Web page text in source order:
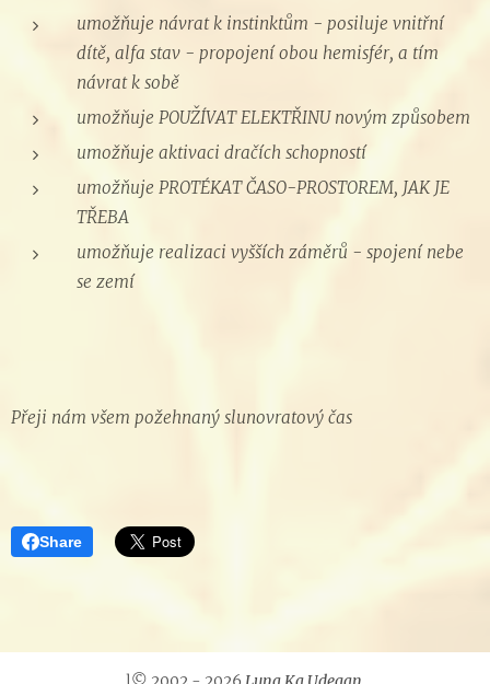
umožňuje návrat k instinktům - posiluje vnitřní
dítě, alfa stav - propojení obou hemisfér, a tím
návrat k sobě
umožňuje POUŽÍVAT ELEKTŘINU novým způsobem
umožňuje aktivaci dračích schopností
umožňuje PROTÉKAT ČASO-PROSTOREM, JAK JE
TŘEBA
umožňuje realizaci vyšších záměrů - spojení nebe
se zemí
Přeji nám všem požehnaný slunovratový čas
Share